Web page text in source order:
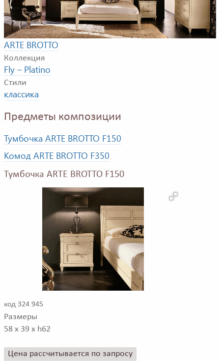
Композиция для спальной комнаты. В композицию
входят: двуспальная кровать, тумбочка, комод, шкаф.
Фабрика
ARTE BROTTO
Коллекция
Fly – Platino
Стили
классика
Предметы композиции
Тумбочка ARTE BROTTO F150
Комод ARTE BROTTO F350
Тумбочка ARTE BROTTO F150
код 324 945
Размеры
58 x 39 x h62
Цена рассчитывается по запросу